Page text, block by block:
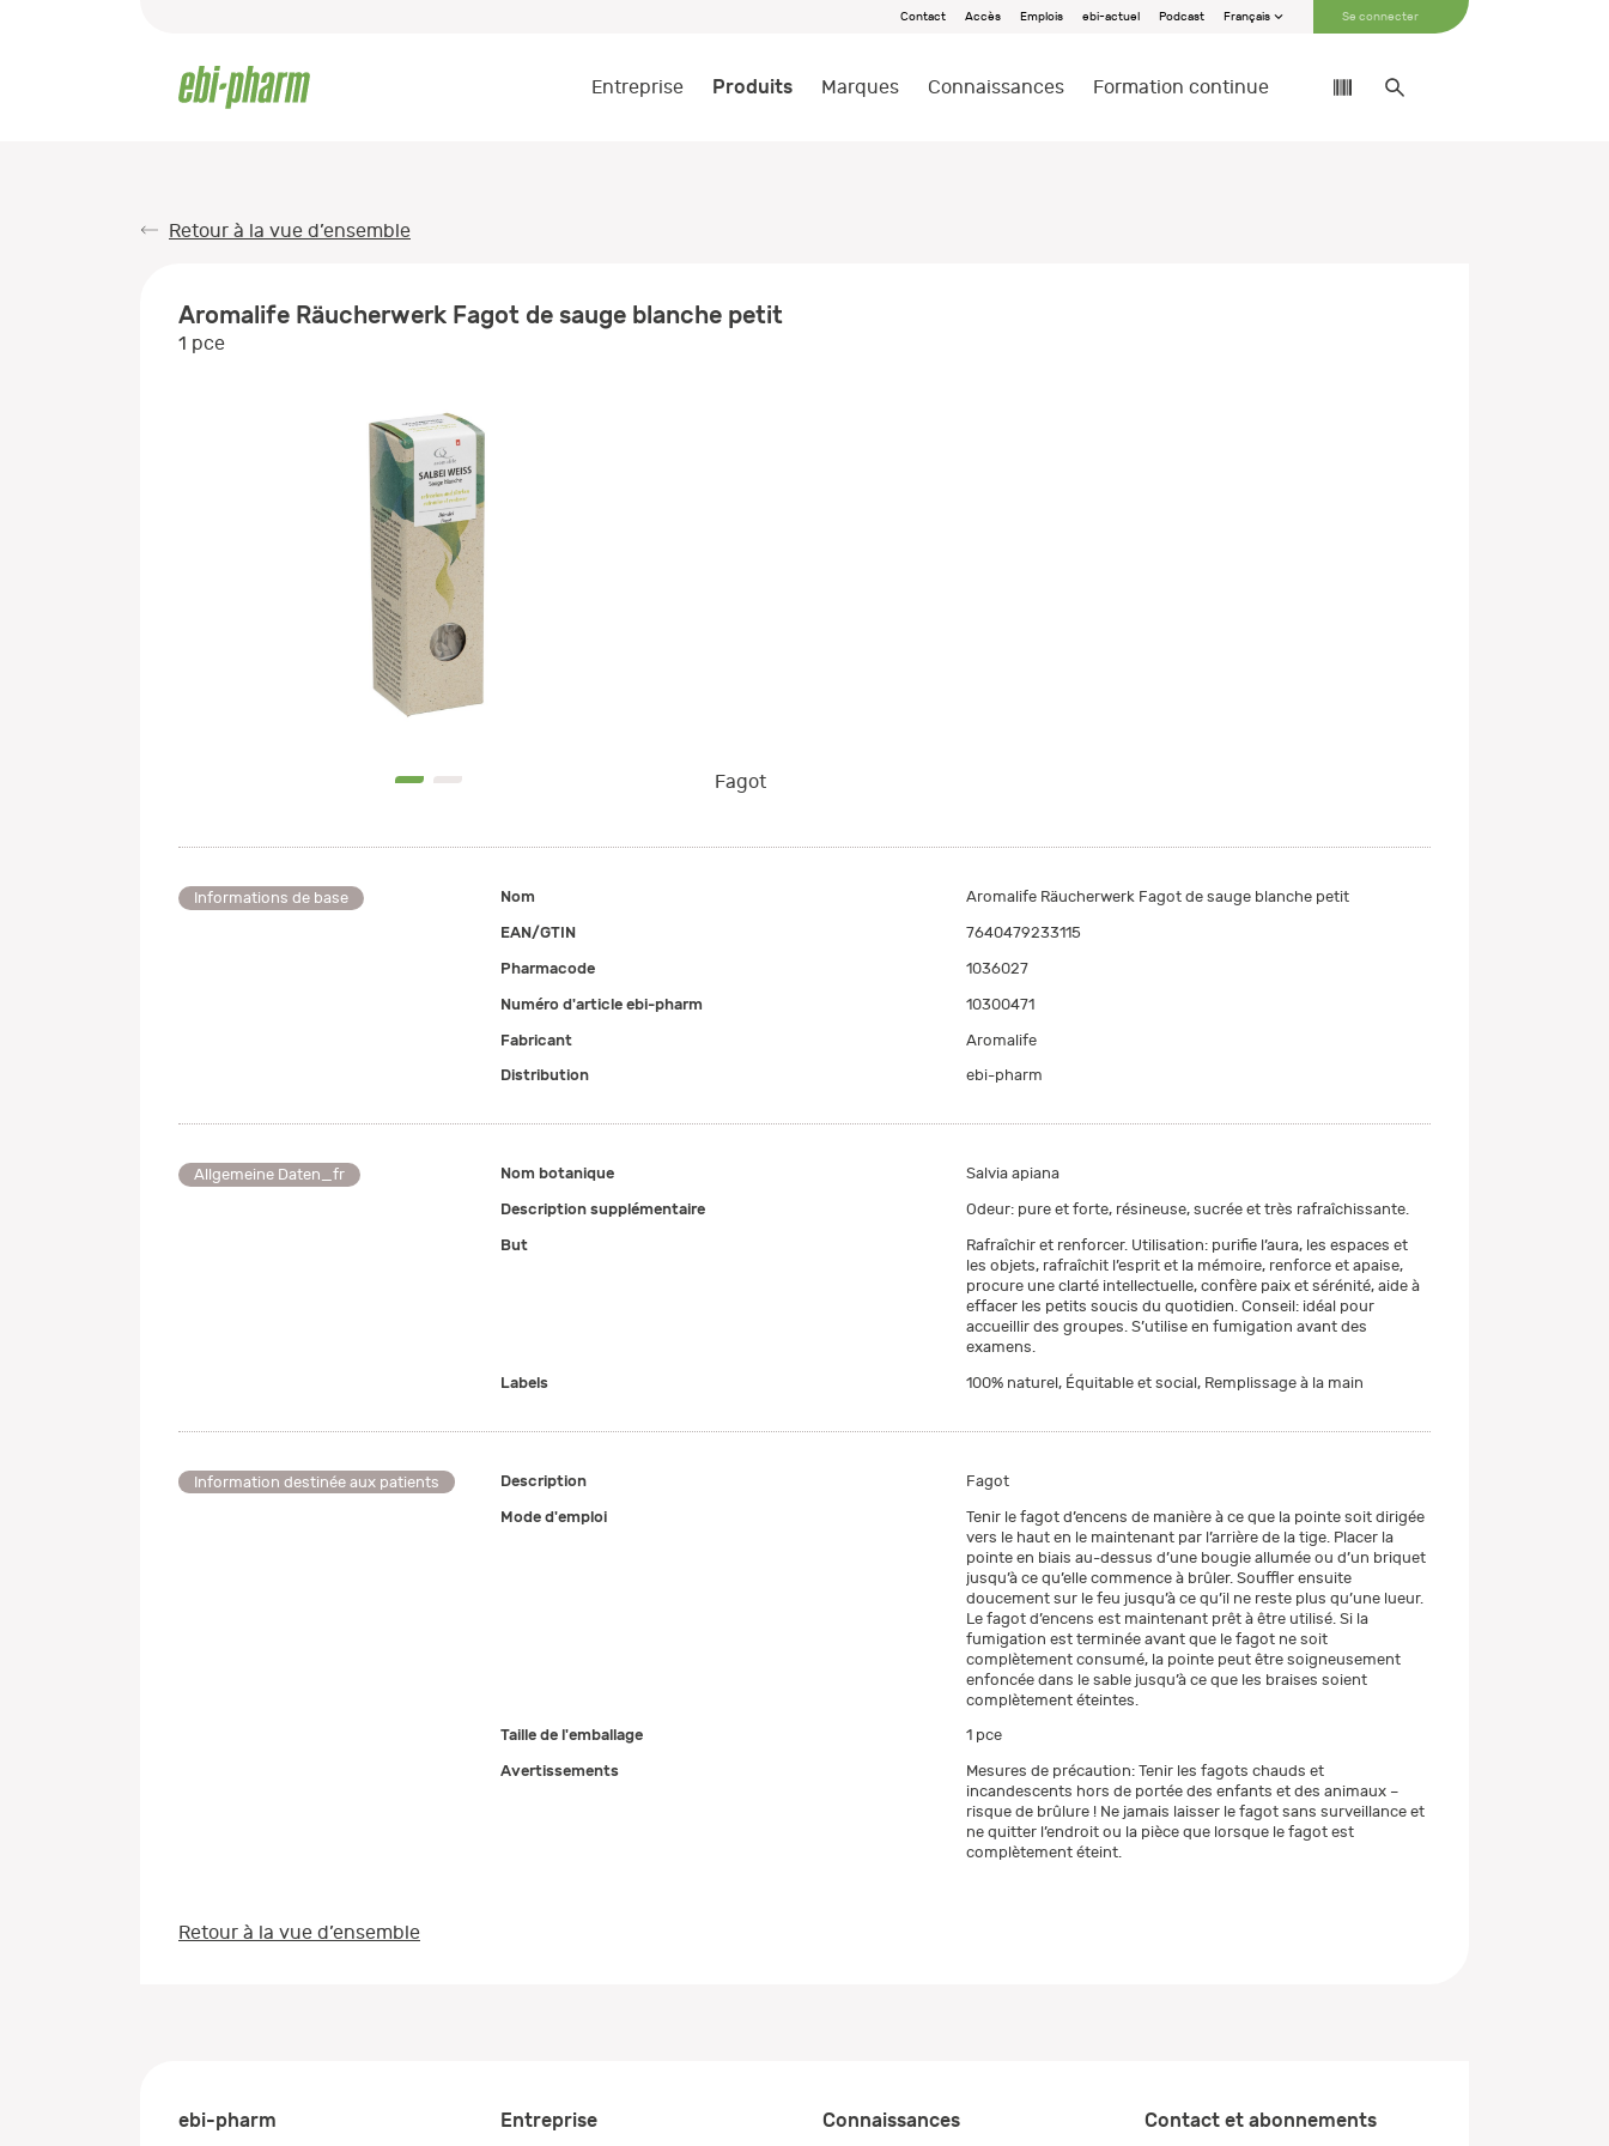
Contact Accès Emplois ebi-actuel Podcast Français Se connecter
Entreprise Produits Marques Connaissances Formation continue
Retour à la vue d’ensemble
Aromalife Räucherwerk Fagot de sauge blanche petit
1 pce
Fagot
Informations de base Nom
Aromalife Räucherwerk Fagot de sauge blanche petit
EAN/GTIN
7640479233115
Pharmacode
1036027
Numéro d'article ebi-pharm
10300471
Fabricant
Aromalife
Distribution
ebi-pharm
Allgemeine Daten_fr Nom botanique
Salvia apiana
Description supplémentaire
Odeur: pure et forte, résineuse, sucrée et très rafraîchissante.
But
Rafraîchir et renforcer. Utilisation: purifie l’aura, les espaces et
les objets, rafraîchit l’esprit et la mémoire, renforce et apaise,
procure une clarté intellectuelle, confère paix et sérénité, aide à
effacer les petits soucis du quotidien. Conseil: idéal pour
accueillir des groupes. S’utilise en fumigation avant des
examens.
Labels
100% naturel, Équitable et social, Remplissage à la main
Information destinée aux patients Description
Fagot
Mode d'emploi
Tenir le fagot d’encens de manière à ce que la pointe soit dirigée
vers le haut en le maintenant par l’arrière de la tige. Placer la
pointe en biais au-dessus d’une bougie allumée ou d’un briquet
jusqu’à ce qu’elle commence à brûler. Souffler ensuite
doucement sur le feu jusqu’à ce qu’il ne reste plus qu’une lueur.
Le fagot d’encens est maintenant prêt à être utilisé. Si la
fumigation est terminée avant que le fagot ne soit
complètement consumé, la pointe peut être soigneusement
enfoncée dans le sable jusqu’à ce que les braises soient
complètement éteintes.
Taille de l'emballage
1 pce
Avertissements
Mesures de précaution: Tenir les fagots chauds et
incandescents hors de portée des enfants et des animaux –
risque de brûlure ! Ne jamais laisser le fagot sans surveillance et
ne quitter l’endroit ou la pièce que lorsque le fagot est
complètement éteint.
Retour à la vue d’ensemble
ebi-pharm Entreprise Connaissances Contact et abonnements